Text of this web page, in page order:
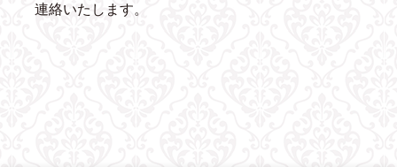
連絡いたします。